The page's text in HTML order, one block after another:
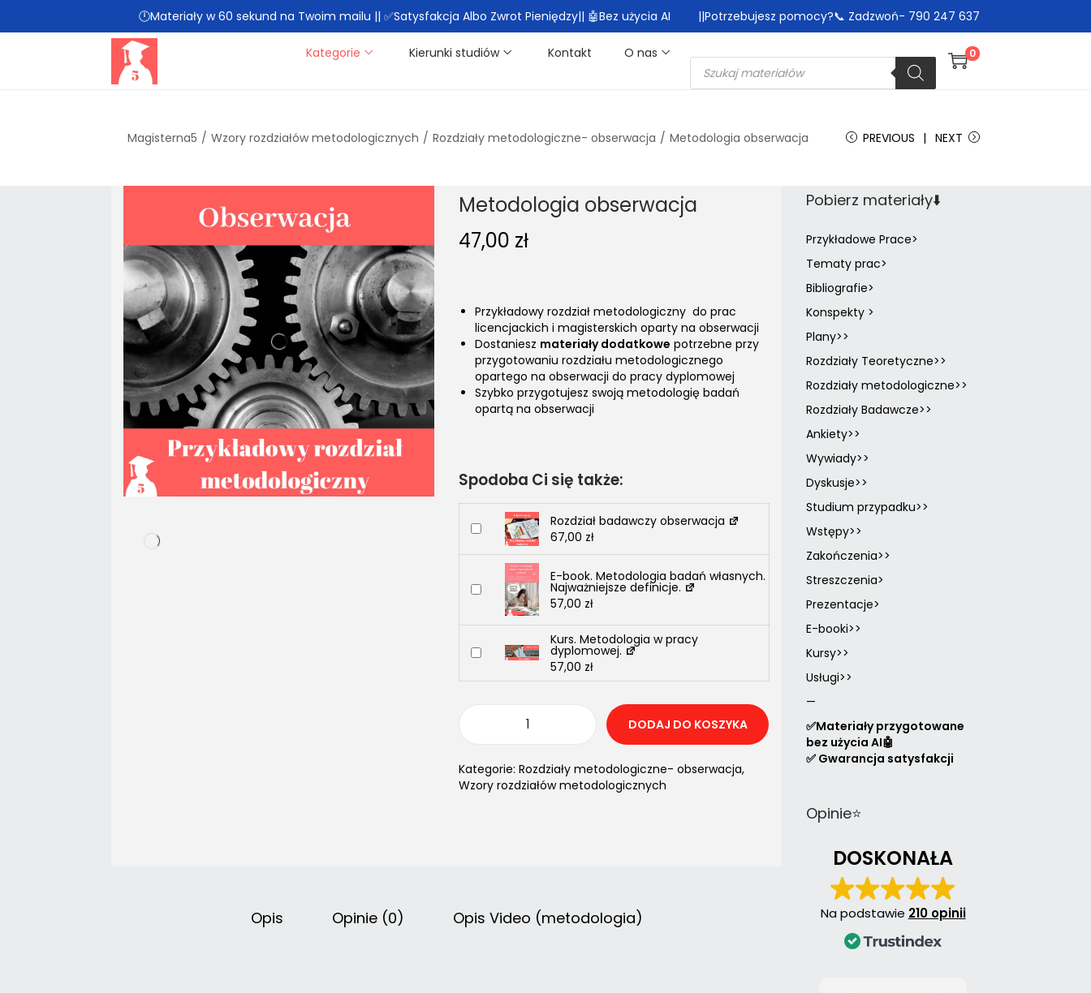
🕛Materiały w 60 sekund na Twoim mailu || ✅Satysfakcja Albo Zwrot Pieniędzy|| 🤖Bez użycia AI ||Potrzebujesz pomocy?📞 Zadzwoń- 790 247 637
Kategorie Kierunki studiów Kontakt O nas 0
Magisterna5 / Wzory rozdziałów metodologicznych / Rozdziały metodologiczne- obserwacja / Metodologia obserwacja PREVIOUS NEXT
Metodologia obserwacja
47,00 zł
Przykładowy rozdział metodologiczny do prac
licencjackich i magisterskich oparty na obserwacji
Dostaniesz materiały dodatkowe potrzebne przy
przygotowaniu rozdziału metodologicznego
opartego na obserwacji do pracy dyplomowej
Szybko przygotujesz swoją metodologię badań
opartą na obserwacji
Spodoba Ci się także:
Rozdział badawczy obserwacja
67,00 zł
E-book. Metodologia badań własnych.
Najważniejsze definicje.
57,00 zł
Kurs. Metodologia w pracy
dyplomowej.
57,00 zł
DODAJ DO KOSZYKA
Kategorie: Rozdziały metodologiczne- obserwacja,
Wzory rozdziałów metodologicznych
Opis Opinie (0) Opis Video (metodologia)
Pobierz materiały⬇️
Przykładowe Prace>
Tematy prac>
Bibliografie>
Konspekty >
Plany>>
Rozdziały Teoretyczne>>
Rozdziały metodologiczne>>
Rozdziały Badawcze>>
Ankiety>>
Wywiady>>
Dyskusje>>
Studium przypadku>>
Wstępy>>
Zakończenia>>
Streszczenia>
Prezentacje>
E-booki>>
Kursy>>
Usługi>>
—
✅Materiały przygotowane
bez użycia AI🤖
✅ Gwarancja satysfakcji
Opinie⭐
DOSKONAŁA
Na podstawie 210 opinii